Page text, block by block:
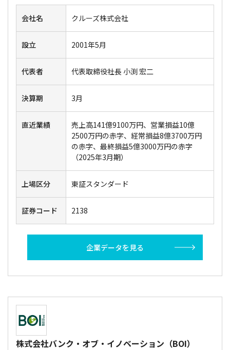
会社名 クルーズ株式会社
設立 2001年5月
代表者 代表取締役社長 小渕 宏二
決算期 3月
直近業績
売上高141億9100万円、営業損益10億
2500万円の赤字、経常損益8億3700万円
の赤字、最終損益5億3000万円の赤字
（2025年3月期）
上場区分 東証スタンダード
証券コード 2138
企業データを見る
株式会社バンク・オブ・イノベーション（BOI）